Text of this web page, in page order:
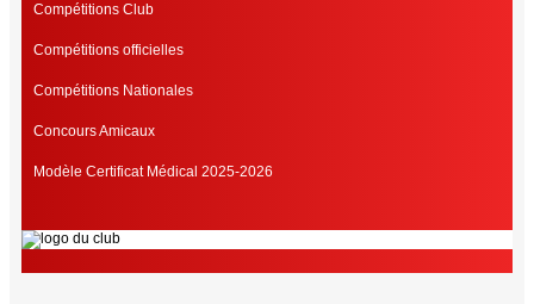
Compétitions Club
Compétitions officielles
Compétitions Nationales
Concours Amicaux
Modèle Certificat Médical 2025-2026